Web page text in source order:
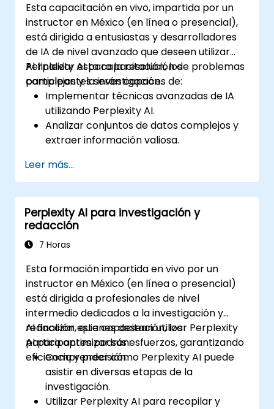
Esta capacitación en vivo, impartida por un
instructor en México (en línea o presencial),
está dirigida a entusiastas y desarrolladores
de IA de nivel avanzado que deseen utilizar
Perplexity AI para la resolución de problemas
complejos y la investigación.
Al finalizar esta capacitación, los
participantes serán capaces de:
Implementar técnicas avanzadas de IA
utilizando Perplexity AI.
Analizar conjuntos de datos complejos y
extraer información valiosa.
problemas del mundo real.
Integrar Perplexity AI en los flujos de
trabajo de IA existentes.
Leer más...
Perplexity AI para investigación y
redacción
7 Horas
Esta formación impartida en vivo por un
instructor en México (en línea o presencial)
está dirigida a profesionales de nivel
intermedio dedicados a la investigación y
redacción, quienes desean utilizar Perplexity
AI para optimizar sus esfuerzos, garantizando
eficiencia y precisión.
Al finalizar esta capacitación, los
participantes podrán:
Comprender cómo Perplexity AI puede
asistir en diversas etapas de la
investigación.
Utilizar Perplexity AI para recopilar y